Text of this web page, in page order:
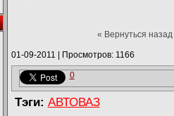
« Вернуться назад
01-09-2011 Просмотров: 1166
0
Тэги: АВТОВАЗ